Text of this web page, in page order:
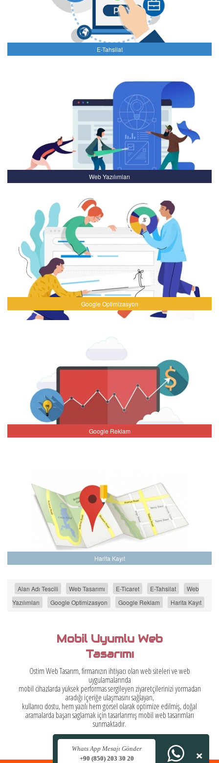
E-Tahsilat
Web Yazılımları
Google Optimizasyon
Google Reklam
Harita Kayıt
Alan Adı Tescili Web Tasarımı E-Ticaret E-Tahsilat
Web
Yazılımları
Google Optimizasyon Google Reklam Harita Kayıt
Mobil Uyumlu Web
Tasarımı
Ostim Web Tasarım, firmanızın ihtiyacı olan web siteleri ve web
uygulamalarında
mobil cihazlarda yüksek performas sergileyen ziyaretçilerinizi yormadan
aradığı içeriğe ulaşmasını sağlayan,
kullanıcı dostu, hem yazılı hem görsel olarak optimize edilmiş, doğal
aramalarda başarı saglamak için tasarlanmış mobil web tasarımları
sunmaktadır.
Whats App Mesajı Gönder
+90 (850) 203 30 20
×